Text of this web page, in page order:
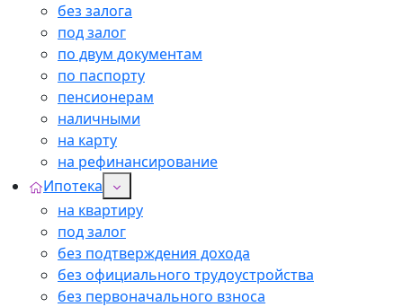
без залога
под залог
по двум документам
по паспорту
пенсионерам
наличными
на карту
на рефинансирование
Ипотека
на квартиру
под залог
без подтверждения дохода
без официального трудоустройства
без первоначального взноса